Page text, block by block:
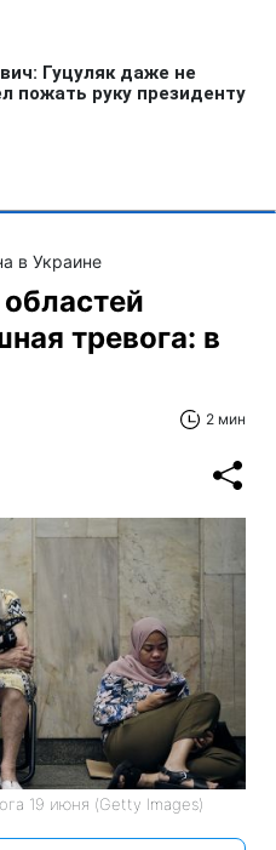
в Украине
тревога: в
2 мин
19 июня (Getty Images)